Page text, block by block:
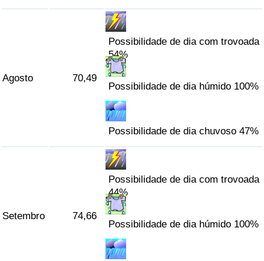
Agosto 70,49
Possibilidade de dia com trovoada
54%
Possibilidade de dia húmido 100%
Possibilidade de dia chuvoso 47%
Setembro 74,66
Possibilidade de dia com trovoada
44%
Possibilidade de dia húmido 100%